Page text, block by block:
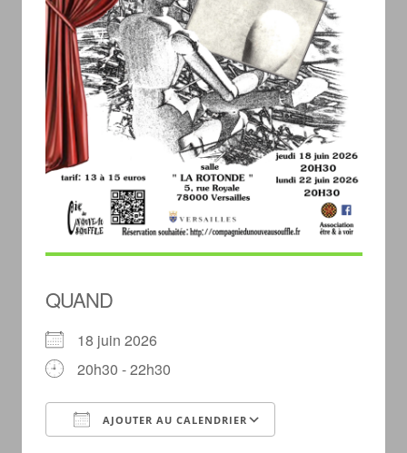
QUAND
18 juin 2026
20h30 - 22h30
AJOUTER AU CALENDRIER